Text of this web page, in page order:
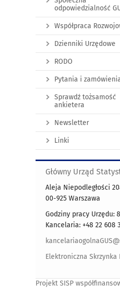
odpowiedzialność
Współpraca
Dzienniki Urzędowe
RODO
Pytania i
Sprawdź tożsamość
ankietera
Newsletter
Linki
Główny Urząd
Aleja Niepodległości
00-925 Warszawa
Godziny pracy Urzędu:
Kancelaria: +48 22 608
Elektroniczna Skrzynka
Projekt SISP